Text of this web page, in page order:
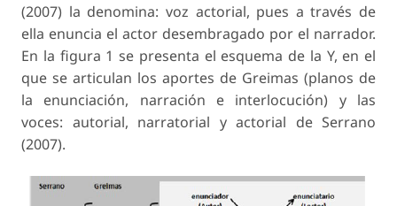
(2007) la denomina: voz actorial, pues a través de
ella enuncia el actor desembragado por el narrador.
En la figura 1 se presenta el esquema de la Y, en el
que se articulan los aportes de Greimas (planos de
la enunciación, narración e interlocución) y las
voces: autorial, narratorial y actorial de Serrano
(2007).